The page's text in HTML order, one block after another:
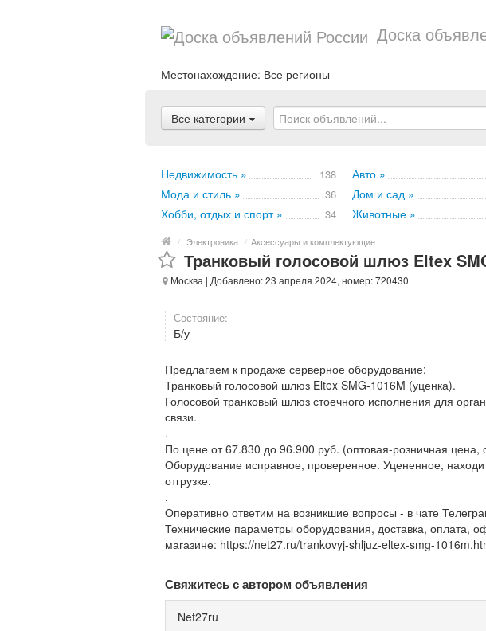
Доска
Местонахождение: Все регионы
Все категории
Недвижимость » 138 Авто »
Мода и стиль » 36 Дом и сад »
Хобби, отдых и спорт » 34 Животные »
/ Электроника / Аксессуары и комплектующие
Транковый голосовой шлюз Eltex
Москва | Добавлено: 23 апреля 2024, номер: 720430
Состояние:
Б/у
Предлагаем к продаже серверное оборудование:
Транковый голосовой шлюз Eltex SMG-1016M (уценка).
Голосовой транковый шлюз стоечного исполнения для
связи.
.
По цене от 67.830 до 96.900 руб. (оптовая-розничная цена,
Оборудование исправное, проверенное. Уцененное,
отгрузке.
.
Оперативно ответим на возникшие вопросы - в чате
Технические параметры оборудования, доставка, оплата,
магазине: https://net27.ru/trankovyj-shljuz-eltex-smg-
Свяжитесь с автором объявления
Net27ru